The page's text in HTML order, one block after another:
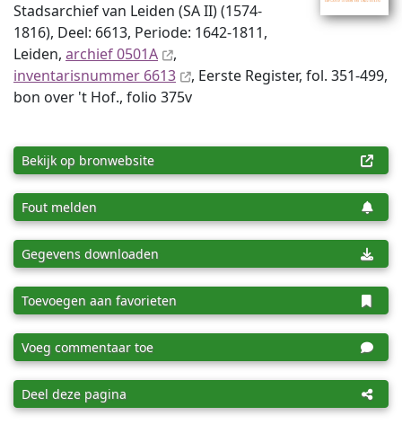
Stadsarchief van Leiden (SA II) (1574-
1816), Deel: 6613, Periode: 1642-1811,
Leiden, archief 0501A
,
inventaris­num­mer 6613
, Eerste Register, fol. 351-499,
bon over 't Hof., folio 375v
Bekijk op bronwebsite
Fout melden
Gegevens downloaden
Toevoegen aan favorieten
Voeg commentaar toe
Deel deze pagina